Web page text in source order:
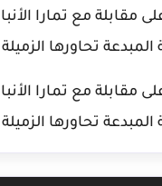
مقابلة مع تمارا
المبدعة تحاورها
مقابلة مع تمارا
المبدعة تحاورها